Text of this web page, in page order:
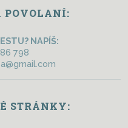
POVOLANÍ:
NAPÍŠ:
798
STRÁNKY: